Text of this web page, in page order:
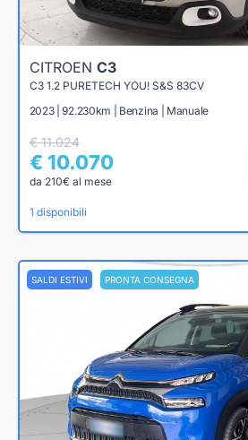
CITROEN C3
C3 1.2 PURETECH YOU! S&S 83CV
2023 | 92.230km | Benzina | Manuale
€ 11.024
€ 10.070
da 210€ al mese
1 disponibili
SALDI ESTIVI PRONTA CONSEGNA